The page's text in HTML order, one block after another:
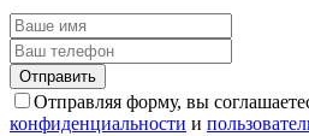
Отправляя форму, вы
конфиденциальности и